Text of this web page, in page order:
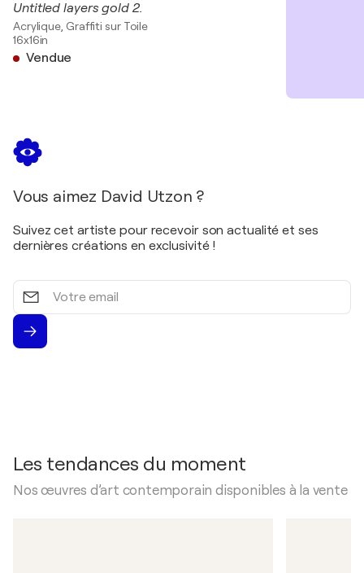
Untitled layers gold 2.
Acrylique, Graffiti sur Toile
16x16in
Vendue
Vous aimez David Utzon ?
Suivez cet artiste pour recevoir son actualité et ses
dernières créations en exclusivité !
Votre
email
Les tendances du moment
Nos œuvres d’art contemporain disponibles à la vente